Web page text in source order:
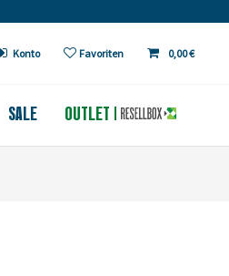
Konto Favoriten 0,00 €
SALE OUTLET